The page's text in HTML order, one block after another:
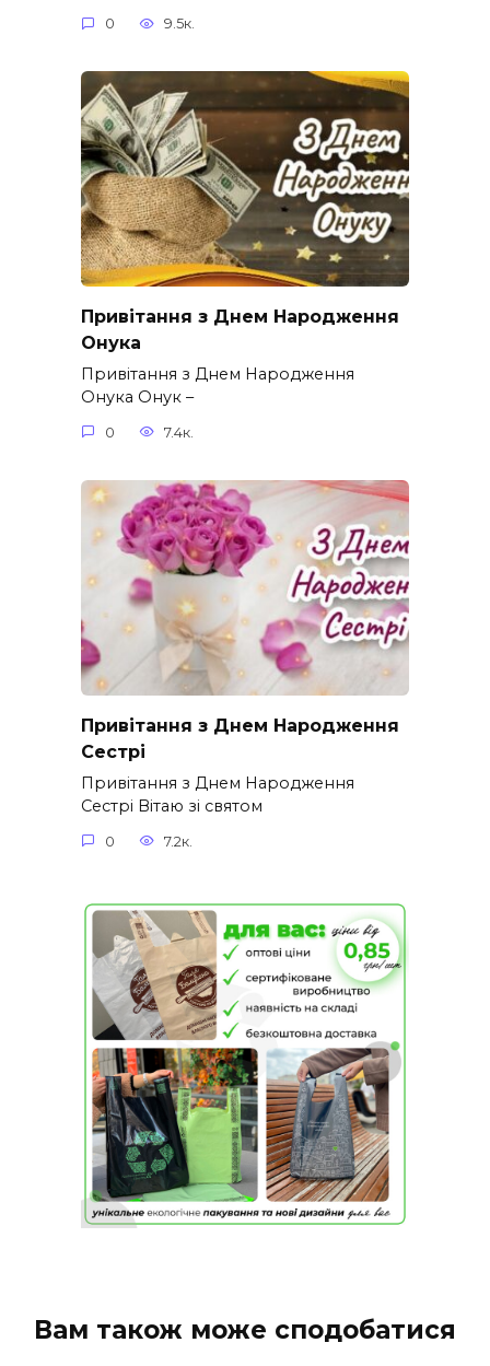
0 9.5к.
Привітання з Днем Народження
Онука
Привітання з Днем Народження
Онука Онук –
0 7.4к.
Привітання з Днем Народження
Сестрі
Привітання з Днем Народження
Сестрі Вітаю зі святом
0 7.2к.
Вам також може сподобатися